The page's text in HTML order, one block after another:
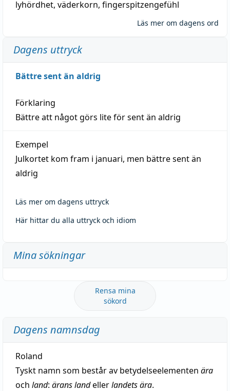
lyhördhet, väderkorn, fingerspitzengefühl
Läs mer om dagens ord
Dagens uttryck
Bättre sent än aldrig
Förklaring
Bättre att något görs lite för sent än aldrig
Exempel
Julkortet kom fram i januari, men bättre sent än
aldrig
Läs mer om dagens uttryck
Här hittar du alla uttryck och idiom
Mina sökningar
Rensa mina
sökord
Dagens namnsdag
Roland
Tyskt namn som består av betydelseelementen ära
och land: ärans landellerlandets ära.